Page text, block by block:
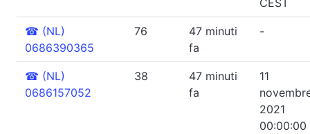
☎ (NL)
0686390365
76
47 minuti
fa
-
☎ (NL)
0686157052
38
47 minuti
fa
11
2021
00:00:00